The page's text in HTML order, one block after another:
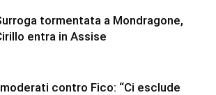
tormentata a Mondragone,
entra in Assise
contro Fico: “Ci esclude